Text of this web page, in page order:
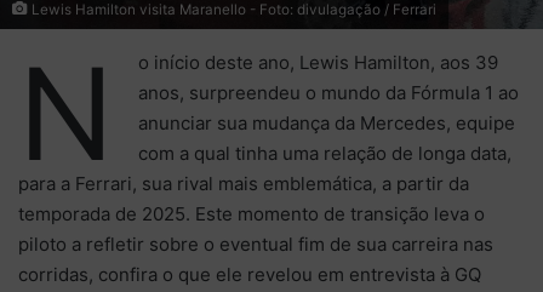
Lewis Hamilton visita Maranello - Foto: divulagação / Ferrari
N
o início deste ano, Lewis Hamilton, aos 39
anos, surpreendeu o mundo da Fórmula 1 ao
anunciar sua mudança da Mercedes, equipe
com a qual tinha uma relação de longa data,
para a Ferrari, sua rival mais emblemática, a partir da
temporada de 2025. Este momento de transição leva o
piloto a refletir sobre o eventual fim de sua carreira nas
corridas, confira o que ele revelou em entrevista à GQ